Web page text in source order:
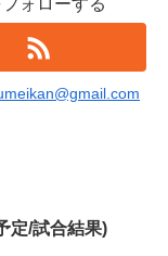
ォローする
定/試合結果)